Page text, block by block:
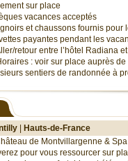
sur place
vacances acceptés
et chaussons fournis pour
payantes pendant les
retour entre l’hôtel Radiana et
: voir sur place auprès de
sentiers de randonnée à
Hauts-de-France
de Montvillargenne &
pour vous ressourcer sur